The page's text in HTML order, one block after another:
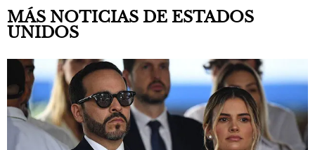
MÁS NOTICIAS DE ESTADOS
UNIDOS